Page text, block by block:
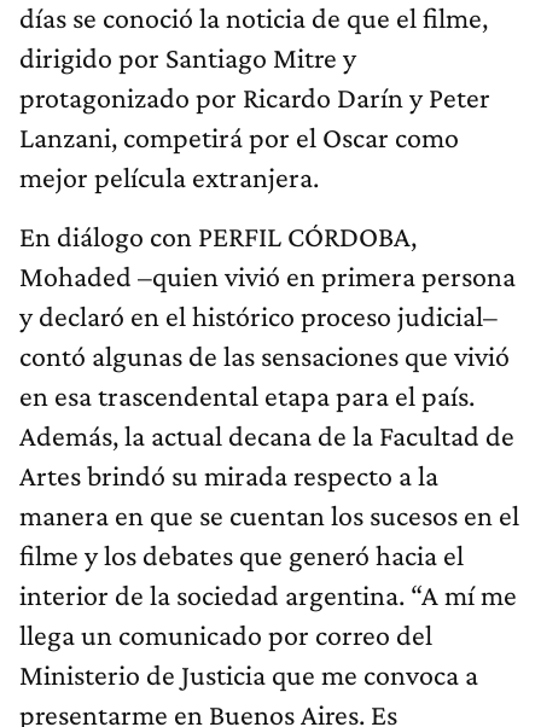
días se conoció la noticia de que el filme,
dirigido por Santiago Mitre y
protagonizado por Ricardo Darín y Peter
Lanzani, competirá por el Oscar como
mejor película extranjera.
En diálogo con PERFIL CÓRDOBA,
Mohaded –quien vivió en primera persona
y declaró en el histórico proceso judicial–
contó algunas de las sensaciones que vivió
en esa trascendental etapa para el país.
Además, la actual decana de la Facultad de
Artes brindó su mirada respecto a la
manera en que se cuentan los sucesos en el
filme y los debates que generó hacia el
interior de la sociedad argentina. “A mí me
llega un comunicado por correo del
Ministerio de Justicia que me convoca a
presentarme en Buenos Aires. Es